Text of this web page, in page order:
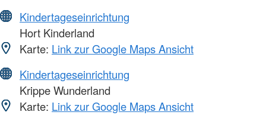
Kindertageseinrichtung
Hort Kinderland
Karte: Link zur Google Maps Ansicht
Kindertageseinrichtung
Krippe Wunderland
Karte: Link zur Google Maps Ansicht